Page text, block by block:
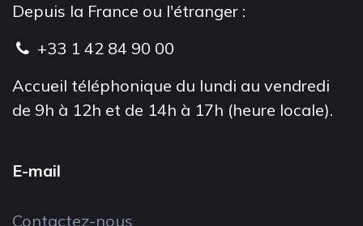
Depuis la France ou l'étranger :
+33 1 42 84 90 00
Accueil téléphonique du lundi au vendredi
de 9h à 12h et de 14h à 17h (heure locale).
E-mail
Contactez-nous